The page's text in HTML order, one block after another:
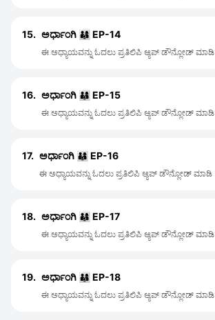
15. ಅರ್ಧಾಂಗಿ 👨‍👩‍👦 EP-14
ಈ ಅಧ್ಯಾಯವನ್ನು ಓದಲು ಪ್ರತಿಲಿಪಿ ಆ್ಯಪ್ ಡೌನ್ಲೋಡ್ ಮಾಡಿ
16. ಅರ್ಧಾಂಗಿ 👨‍👩‍👦 EP-15
ಈ ಅಧ್ಯಾಯವನ್ನು ಓದಲು ಪ್ರತಿಲಿಪಿ ಆ್ಯಪ್ ಡೌನ್ಲೋಡ್ ಮಾಡಿ
17. ಅರ್ಧಾಂಗಿ 👨‍👩‍👦 EP-16
ಈ ಅಧ್ಯಾಯವನ್ನು ಓದಲು ಪ್ರತಿಲಿಪಿ ಆ್ಯಪ್ ಡೌನ್ಲೋಡ್ ಮಾಡಿ
18. ಅರ್ಧಾಂಗಿ 👨‍👩‍👦 EP-17
ಈ ಅಧ್ಯಾಯವನ್ನು ಓದಲು ಪ್ರತಿಲಿಪಿ ಆ್ಯಪ್ ಡೌನ್ಲೋಡ್ ಮಾಡಿ
19. ಅರ್ಧಾಂಗಿ 👨‍👩‍👦 EP-18
ಈ ಅಧ್ಯಾಯವನ್ನು ಓದಲು ಪ್ರತಿಲಿಪಿ ಆ್ಯಪ್ ಡೌನ್ಲೋಡ್ ಮಾಡಿ